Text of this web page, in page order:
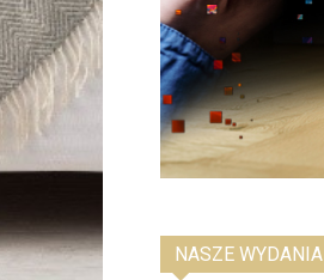
NASZE WYDANIA